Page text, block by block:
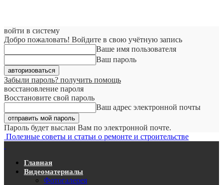
войти в систему
Добро пожаловать! Войдите в свою учётную запись
Ваше имя пользователя
Ваш пароль
Забыли пароль? получить помощь
восстановление пароля
Восстановите свой пароль
Ваш адрес электронной почты
Пароль будет выслан Вам по электронной почте.
Полезные советы и статьи о ремонте и строительстве
Главная
Видеоматериалы
Фотогалерея